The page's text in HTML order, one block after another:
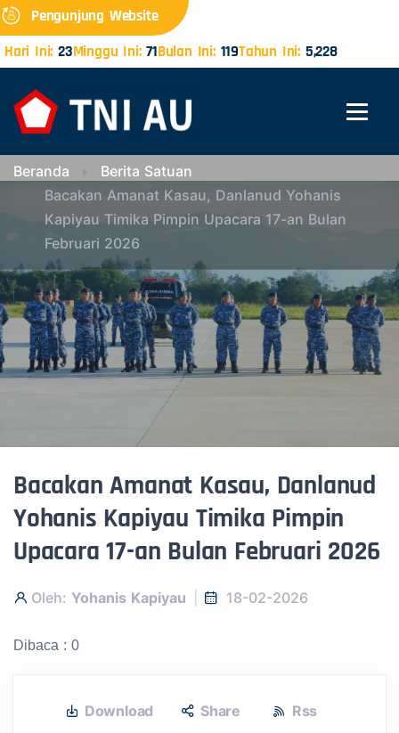
Pengunjung Website
Hari Ini: 23Minggu Ini:71Bulan Ini:119Tahun Ini: 5,228
Beranda
Berita Satuan
Bacakan Amanat Kasau, Danlanud Yohanis
Kapiyau Timika Pimpin Upacara 17-an Bulan
Februari 2026
Bacakan Amanat Kasau, Danlanud
Yohanis Kapiyau Timika Pimpin
Upacara 17-an Bulan Februari 2026
Oleh: Yohanis Kapiyau 18-02-2026
Dibaca : 0
Download Share Rss